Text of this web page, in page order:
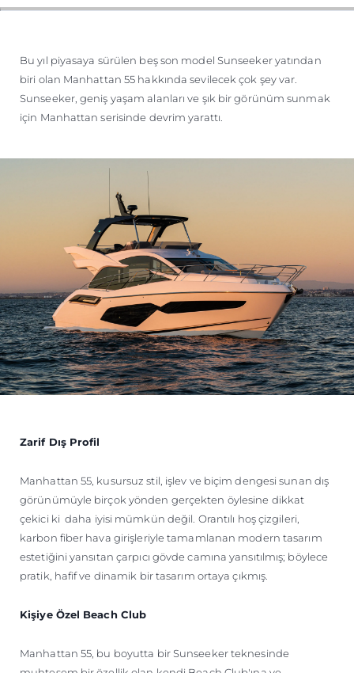
ÖĞRENIN
Bu yıl piyasaya sürülen beş son model Sunseeker yatından
biri olan Manhattan 55 hakkında sevilecek çok şey var.
Sunseeker, geniş yaşam alanları ve şık bir görünüm sunmak
için Manhattan serisinde devrim yarattı.
Zarif Dış Profil
Manhattan 55, kusursuz stil, işlev ve biçim dengesi sunan dış
görünümüyle birçok yönden gerçekten öylesine dikkat
çekici ki daha iyisi mümkün değil. Orantılı hoş çizgileri,
karbon fiber hava girişleriyle tamamlanan modern tasarım
estetiğini yansıtan çarpıcı gövde camına yansıtılmış; böylece
pratik, hafif ve dinamik bir tasarım ortaya çıkmış.
Kişiye Özel Beach Club
Manhattan 55, bu boyutta bir Sunseeker teknesinde